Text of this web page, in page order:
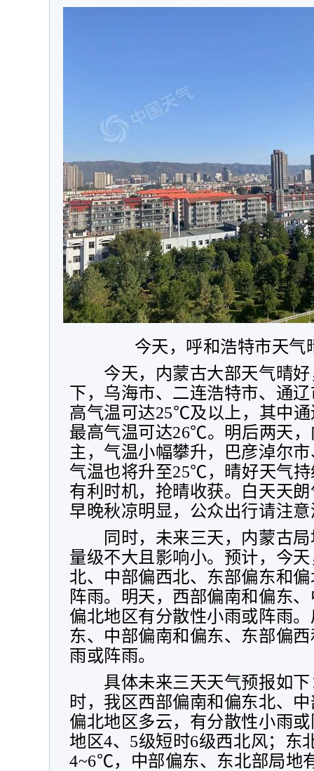
今天，呼和浩特市天
今天，内蒙古大部天气晴
下，乌海市、二连浩特市、通
高气温可达25℃及以上，其中通
最高气温可达26℃。明后两天，
主，气温小幅攀升，巴彦淖尔
气温也将升至25℃，晴好天气持
有利时机，抢晴收获。白天天
早晚秋凉明显，公众出行请注
同时，未来三天，内蒙古
量级不大且影响小。预计，今
北、中部偏西北、东部偏东和
阵雨。明天，西部偏南和偏东
偏北地区有分散性小雨或阵雨
东、中部偏南和偏东、东部偏
雨或阵雨。
具体未来三天天气预报如下
时，我区西部偏南和偏东北、
偏北地区多云，有分散性小雨
地区4、 5级短时6级西北风；东
4~6℃，中部偏东、东北部局地